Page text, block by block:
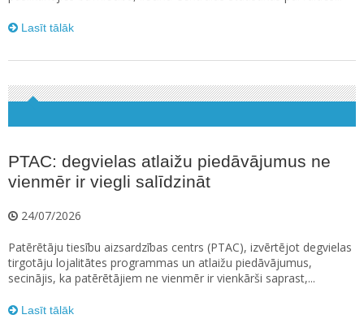
Lasīt tālāk
PTAC: degvielas atlaižu piedāvājumus ne
vienmēr ir viegli salīdzināt
24/07/2026
Patērētāju tiesību aizsardzības centrs (PTAC), izvērtējot degvielas
tirgotāju lojalitātes programmas un atlaižu piedāvājumus,
secinājis, ka patērētājiem ne vienmēr ir vienkārši saprast,...
Lasīt tālāk